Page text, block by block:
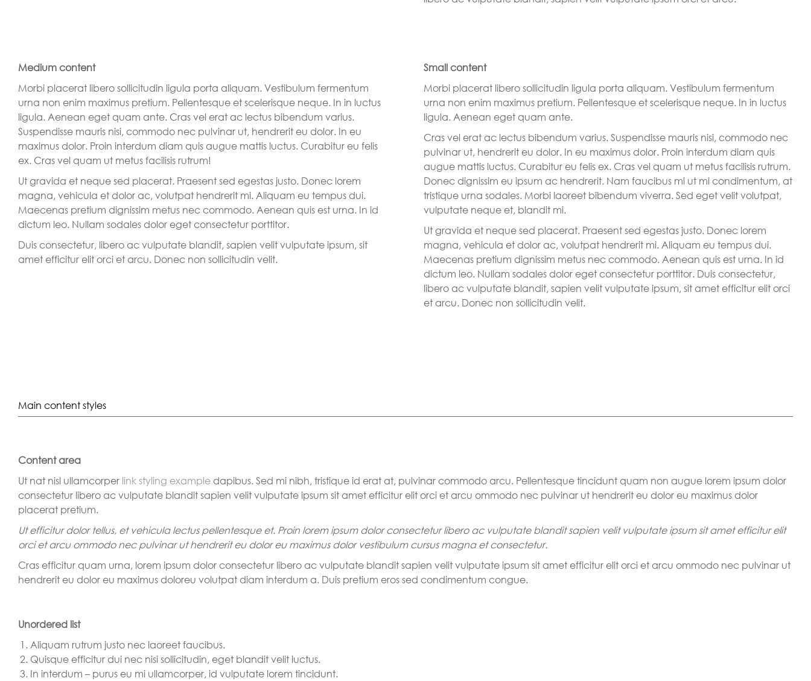
Medium content
Morbi placerat libero sollicitudin ligula porta aliquam. Vestibulum fermentum
urna non enim maximus pretium. Pellentesque et scelerisque neque. In in luctus
ligula. Aenean eget quam ante. Cras vel erat ac lectus bibendum varius.
Suspendisse mauris nisi, commodo nec pulvinar ut, hendrerit eu dolor. In eu
maximus dolor. Proin interdum diam quis augue mattis luctus. Curabitur eu felis
ex. Cras vel quam ut metus facilisis rutrum!
Ut gravida et neque sed placerat. Praesent sed egestas justo. Donec lorem
magna, vehicula et dolor ac, volutpat hendrerit mi. Aliquam eu tempus dui.
Maecenas pretium dignissim metus nec commodo. Aenean quis est urna. In id
dictum leo. Nullam sodales dolor eget consectetur porttitor.
Duis consectetur, libero ac vulputate blandit, sapien velit vulputate ipsum, sit
amet efficitur elit orci et arcu. Donec non sollicitudin velit.
Small content
Morbi placerat libero sollicitudin ligula porta aliquam. Vestibulum fermentum
urna non enim maximus pretium. Pellentesque et scelerisque neque. In in luctus
ligula. Aenean eget quam ante.
Cras vel erat ac lectus bibendum varius. Suspendisse mauris nisi, commodo nec
pulvinar ut, hendrerit eu dolor. In eu maximus dolor. Proin interdum diam quis
augue mattis luctus. Curabitur eu felis ex. Cras vel quam ut metus facilisis rutrum.
Donec dignissim eu ipsum ac hendrerit. Nam faucibus mi ut mi condimentum, at
tristique urna sodales. Morbi laoreet bibendum viverra. Sed eget velit volutpat,
vulputate neque et, blandit mi.
Ut gravida et neque sed placerat. Praesent sed egestas justo. Donec lorem
magna, vehicula et dolor ac, volutpat hendrerit mi. Aliquam eu tempus dui.
Maecenas pretium dignissim metus nec commodo. Aenean quis est urna. In id
dictum leo. Nullam sodales dolor eget consectetur porttitor. Duis consectetur,
libero ac vulputate blandit, sapien velit vulputate ipsum, sit amet efficitur elit orci
et arcu. Donec non sollicitudin velit.
Main content styles
Content area
Ut nat nisl ullamcorper link styling example dapibus. Sed mi nibh, tristique id erat at, pulvinar commodo arcu. Pellentesque tincidunt quam non augue lorem ipsum dolor
consectetur libero ac vulputate blandit sapien velit vulputate ipsum sit amet efficitur elit orci et arcu ommodo nec pulvinar ut hendrerit eu dolor eu maximus dolor
placerat pretium.
Ut efficitur dolor tellus, et vehicula lectus pellentesque et. Proin lorem ipsum dolor consectetur libero ac vulputate blandit sapien velit vulputate ipsum sit amet efficitur elit
orci et arcu ommodo nec pulvinar ut hendrerit eu dolor eu maximus dolor vestibulum cursus magna et consectetur.
Cras efficitur quam urna, lorem ipsum dolor consectetur libero ac vulputate blandit sapien velit vulputate ipsum sit amet efficitur elit orci et arcu ommodo nec pulvinar ut
hendrerit eu dolor eu maximus doloreu volutpat diam interdum a. Duis pretium eros sed condimentum congue.
Unordered list
Aliquam rutrum justo nec laoreet faucibus.
Quisque efficitur dui nec nisi sollicitudin, eget blandit velit luctus.
In interdum – purus eu mi ullamcorper, id vulputate lorem tincidunt.